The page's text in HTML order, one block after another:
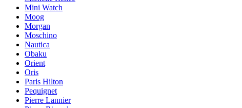
Mini Watch
Moog
Morgan
Moschino
Nautica
Obaku
Orient
Oris
Paris Hilton
Pequignet
Pierre Lannier